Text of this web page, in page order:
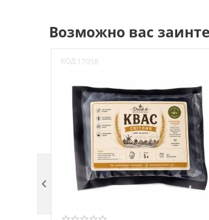
Возможно вас
КОД:17058
